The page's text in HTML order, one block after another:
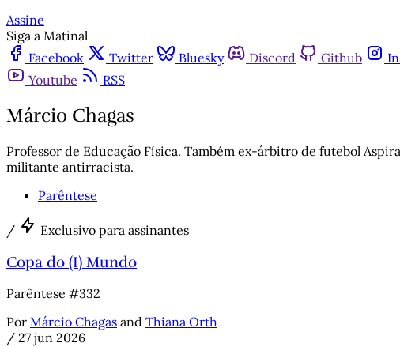
Assine
Siga a Matinal
Facebook
Twitter Bluesky Discord Github
Youtube
RSS
Márcio Chagas
Professor de Educação Física. Também ex-árbitro de futebol
militante antirracista.
Parêntese
/ Exclusivo para assinantes
Copa do (I) Mundo
Parêntese #332
Por Márcio Chagas and Thiana Orth
/ 27 jun 2026